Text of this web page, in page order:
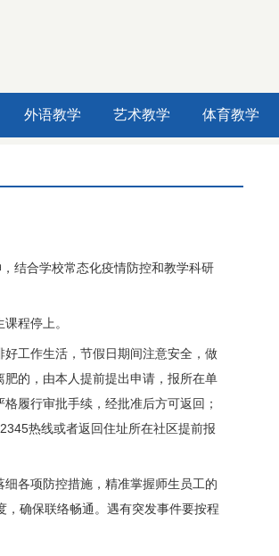
外语教学 艺术教学 体育教学
结合学校常态化疫情防控和教学科研
程停上。
工作生活，节假日期间注意安全，做
的，由本人提前提出申请，报所在单
履行审批手续，经批准后方可返回；
热线或者返回住址所在社区提前报
各项防控措施，精准掌握师生员工的
确保联络畅通。遇有突发事件要按程